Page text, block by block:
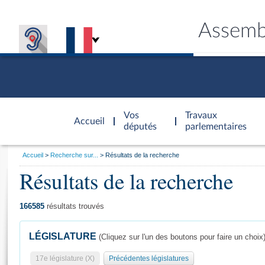
Accueil
d'accueil
Vos
députés
Travaux
parlementaires
Général
Vous
Accueil Recherche sur... Résultats de la recherche
Résultats de la recherche
166585 résultats trouvés
LÉGISLATURE (Cliquez sur l'un des boutons pour faire un choix)
17e législature (X) Précédentes législatures